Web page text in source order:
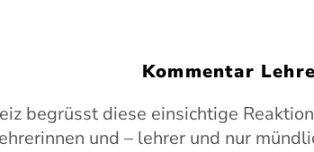
Kommentar
begrüsst diese einsichtige
und – lehrer und nur